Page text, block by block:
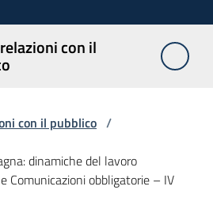
con il
con il pubblico /
dinamiche del lavoro
Comunicazioni obbligatorie – IV